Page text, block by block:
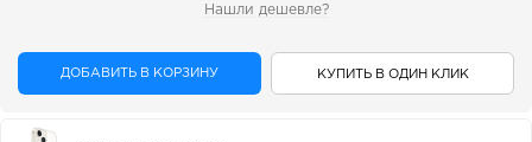
Нашли дешевле?
ДОБАВИТЬ В КОРЗИНУ КУПИТЬ В ОДИН КЛИК